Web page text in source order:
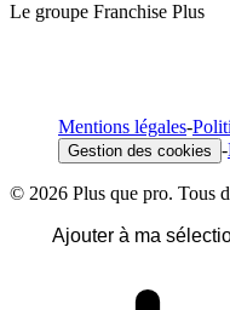
Le groupe Franchise Plus
Mentions légales-
Gestion des cookies -
© 2026 Plus que pro. Tous
Ajouter à ma